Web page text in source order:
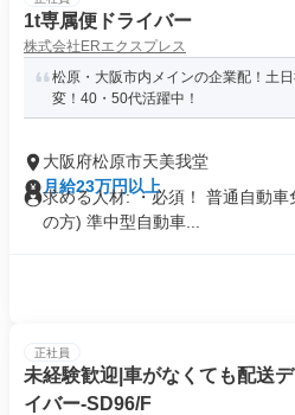
1t専属便ドライバー
株式会社ERエクスプレス
松原・大阪市内メインの企業配！土
変！40・50代活躍中！
大阪府松原市天美我堂
月給23万円以上
求める人材: ・必須！ 普通自動
の方) 準中型自動車...
正社員
未経験歓迎|車がなくても配送
イバー-SD96/F